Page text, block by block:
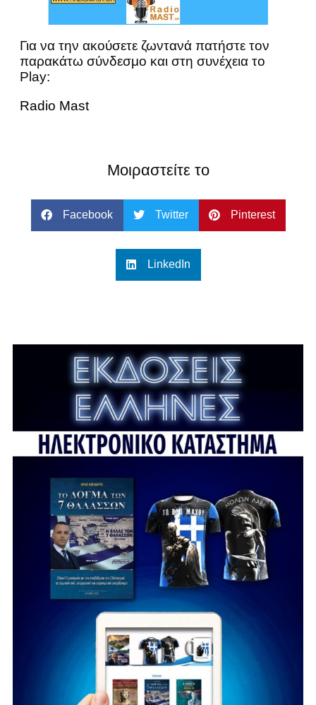
Για να την ακούσετε ζωντανά πατήστε τον
παρακάτω σύνδεσμο και στη συνέχεια το
Play:
Radio Mast
Μοιραστείτε το
Facebook Twitter Pinterest
LinkedIn